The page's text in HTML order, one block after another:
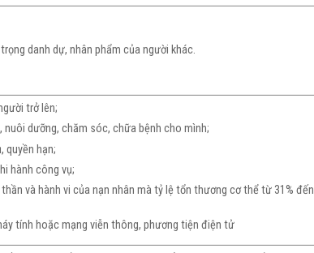
danh dự, nhân phẩm của người khác.
trở lên;
nuôi dưỡng, chăm sóc, chữa bệnh cho mình;
quyền hạn;
hành công vụ;
và hành vi của nạn nhân mà tỷ lệ tổn thương cơ thể từ 31% đến
tính hoặc mạng viễn thông, phương tiện điện tử